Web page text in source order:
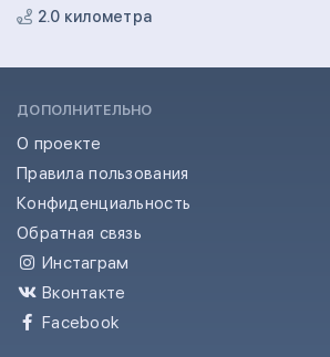
2.0 километра
ДОПОЛНИТЕЛЬНО
О проекте
Правила пользования
Конфиденциальность
Обратная связь
Инстаграм
Вконтакте
Facebook